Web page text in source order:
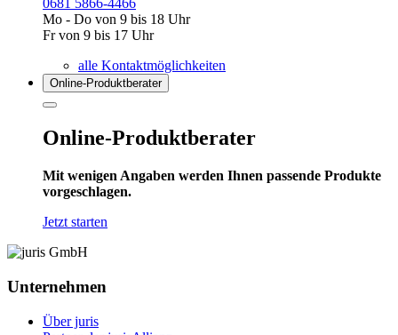
0681 5866-4466
Mo - Do von 9 bis 18 Uhr
Fr von 9 bis 17 Uhr
alle Kontaktmöglichkeiten
Online-Produkt­berater
Online-Produktberater
Mit wenigen Angaben werden Ihnen passende Produkte
vorgeschlagen.
Jetzt starten
Unternehmen
Über juris